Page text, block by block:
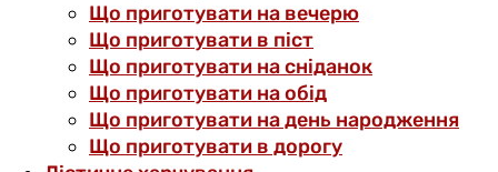
Що приготувати на вечерю
Що приготувати в піст
Що приготувати на сніданок
Що приготувати на обід
Що приготувати на день народження
Що приготувати в дорогу